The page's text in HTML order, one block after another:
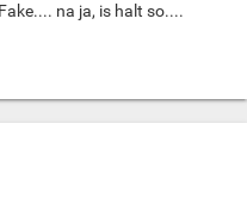
na ja, is halt so....